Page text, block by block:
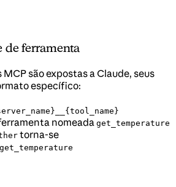
de ferramenta
são expostas a Claude, seus
específico:
nomeada get_temperature
torna-se